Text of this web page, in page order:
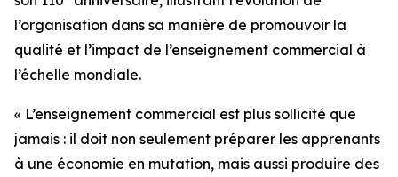
l’organisation dans sa manière de promouvoir la
qualité et l’impact de l’enseignement commercial à
l’échelle mondiale.
« L’enseignement commercial est plus sollicité que
jamais : il doit non seulement préparer les apprenants
à une économie en mutation, mais aussi produire des